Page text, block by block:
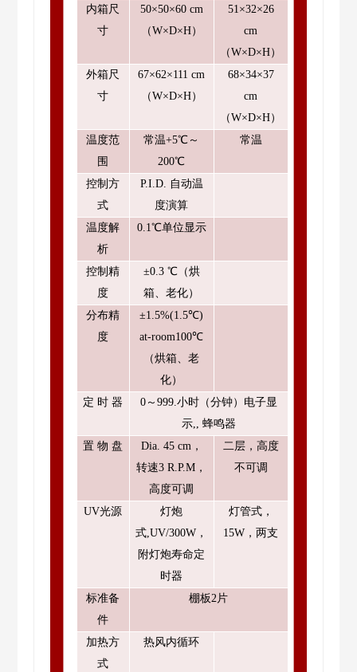
内箱尺
寸
50×50×60 cm
（W×D×H）
51×32×26
cm
（W×D×H）
外箱尺
寸
67×62×111 cm
（W×D×H）
68×34×37
cm
（W×D×H）
温度范
围
常温+5℃～
200℃
常温
控制方
式
P.I.D. 自动温
度演算
温度解
析
0.1℃单位显示
控制精
度
±0.3 ℃（烘
箱、老化）
分布精
度
±1.5%(1.5℃)
at-room100℃
（烘箱、老
化）
定 时 器
0～999.小时（分钟）电子显
示,, 蜂鸣器
置 物 盘
Dia. 45 cm，
转速3 R.P.M，
高度可调
二层，高度
不可调
UV光源
灯炮
式 ,UV/300W，
附灯炮寿命定
时器
灯管式，
15W，两支
标准备
件
棚板 2片
加热方
式
热风内循环